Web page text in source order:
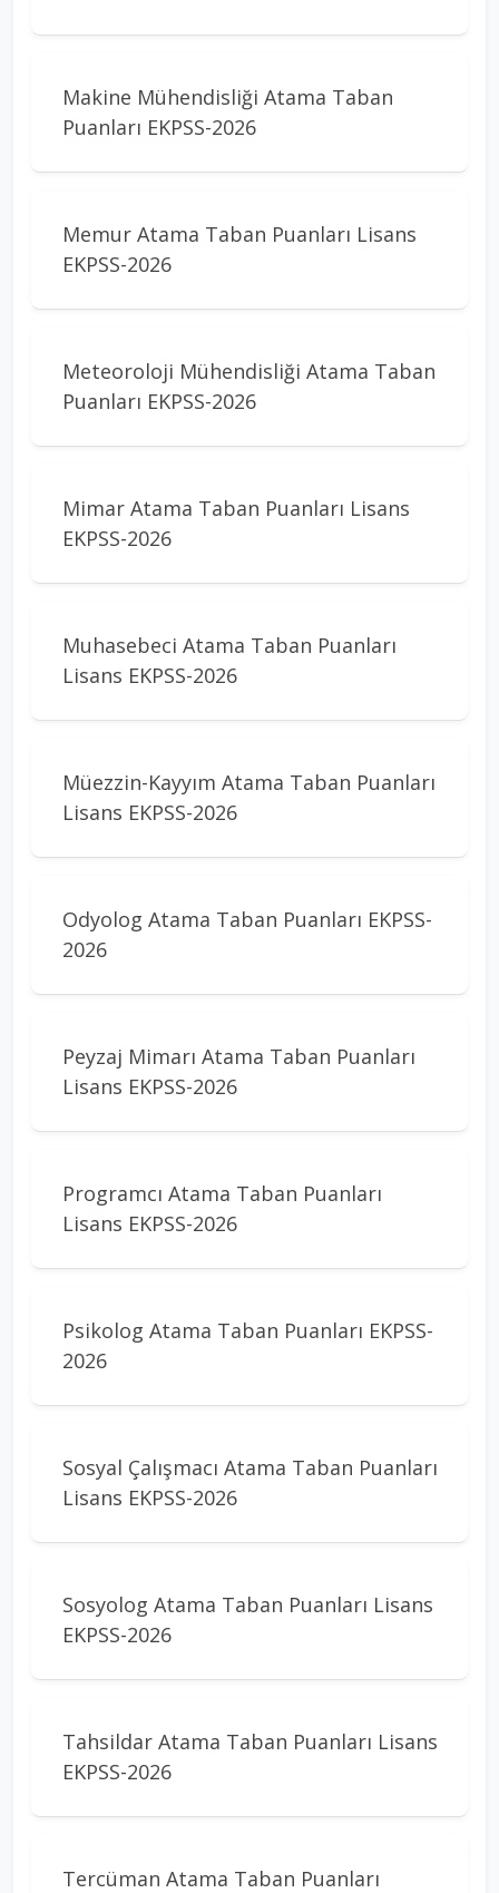
Makine Mühendisliği Atama Taban
Puanları EKPSS-2026
Memur Atama Taban Puanları Lisans
EKPSS-2026
Meteoroloji Mühendisliği Atama Taban
Puanları EKPSS-2026
Mimar Atama Taban Puanları Lisans
EKPSS-2026
Muhasebeci Atama Taban Puanları
Lisans EKPSS-2026
Müezzin-Kayyım Atama Taban Puanları
Lisans EKPSS-2026
Odyolog Atama Taban Puanları EKPSS-
2026
Peyzaj Mimarı Atama Taban Puanları
Lisans EKPSS-2026
Programcı Atama Taban Puanları
Lisans EKPSS-2026
Psikolog Atama Taban Puanları EKPSS-
2026
Sosyal Çalışmacı Atama Taban Puanları
Lisans EKPSS-2026
Sosyolog Atama Taban Puanları Lisans
EKPSS-2026
Tahsildar Atama Taban Puanları Lisans
EKPSS-2026
Tercüman Atama Taban Puanları